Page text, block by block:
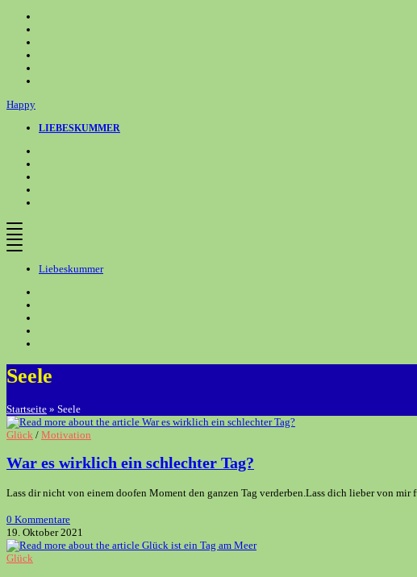
Inhalt
springen
Happy
LIEBESKUMMER
Liebeskummer
Seele
Startseite » Seele
Glück / Motivation
War es wirklich ein schlechter Tag?
Lass dir nicht von einem doofen Moment den ganzen Tag verderben.Lass dich lieber von
0 Kommentare
19. Oktober 2021
Glück